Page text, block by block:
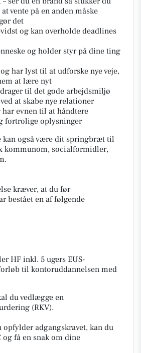
vente på en anden måske
det
og kan overholde deadlines
og holder styr på dine ting
har lyst til at udforske nye veje,
at lære nyt
til det gode arbejdsmiljø
at skabe nye relationer
evnen til at håndtere
fortrolige oplysninger
kan også være dit springbræt til
kommunom, socialformidler,
kræver, at du før
bestået en af følgende
HF inkl. 5 ugers EUS-
til kontoruddannelsen med
du vedlægge en
(RKV).
adgangskravet, kan du
få en snak om dine